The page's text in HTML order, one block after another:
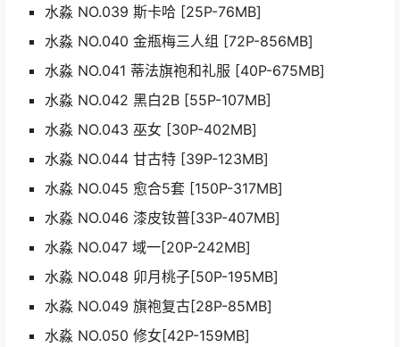
水淼 NO.039 斯卡哈 [25P-76MB]
水淼 NO.040 金瓶梅三人组 [72P-856MB]
水淼 NO.041 蒂法旗袍和礼服 [40P-675MB]
水淼 NO.042 黑白2B [55P-107MB]
水淼 NO.043 巫女 [30P-402MB]
水淼 NO.044 甘古特 [39P-123MB]
水淼 NO.045 愈合5套 [150P-317MB]
水淼 NO.046 漆皮钕普[33P-407MB]
水淼 NO.047 域一[20P-242MB]
水淼 NO.048 卯月桃子[50P-195MB]
水淼 NO.049 旗袍复古[28P-85MB]
水淼 NO.050 修女[42P-159MB]